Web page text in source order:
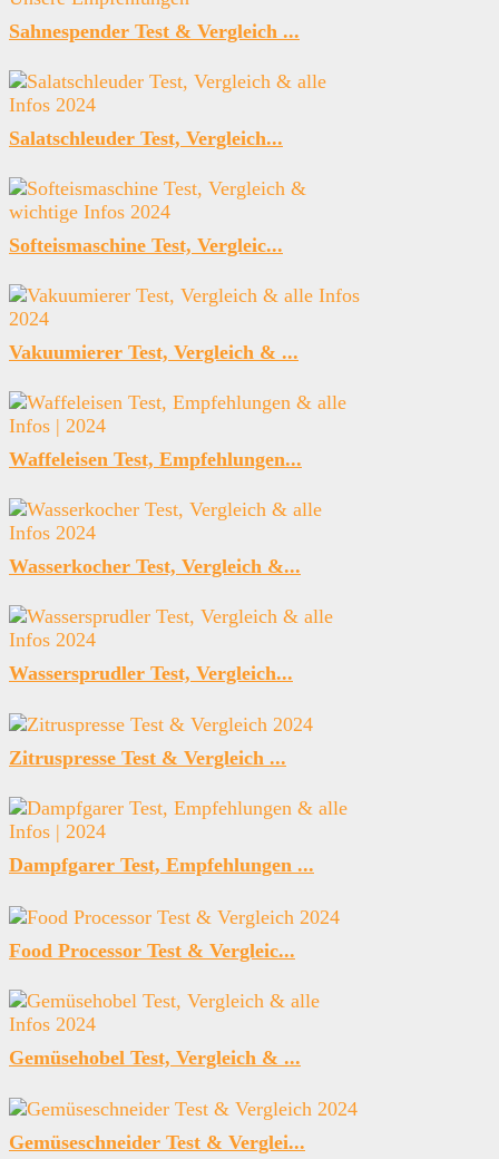
Sahnespender Test & Vergleich ...
Salatschleuder Test, Vergleich...
Softeismaschine Test, Vergleic...
Vakuumierer Test, Vergleich & ...
Waffeleisen Test, Empfehlungen...
Wasserkocher Test, Vergleich &...
Wassersprudler Test, Vergleich...
Zitruspresse Test & Vergleich ...
Dampfgarer Test, Empfehlungen ...
Food Processor Test & Vergleic...
Gemüsehobel Test, Vergleich & ...
Gemüseschneider Test & Verglei...